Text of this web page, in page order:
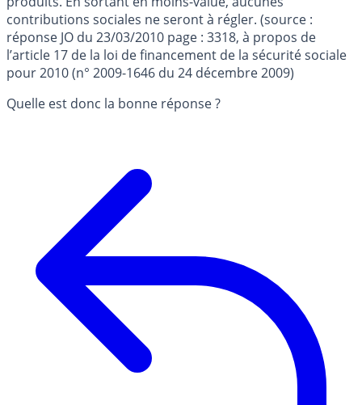
contributions sociales ne seront à régler. (source :
réponse JO du 23/03/2010 page : 3318, à propos de
l’article 17 de la loi de financement de la sécurité sociale
pour 2010 (n° 2009-1646 du 24 décembre 2009)
Quelle est donc la bonne réponse ?